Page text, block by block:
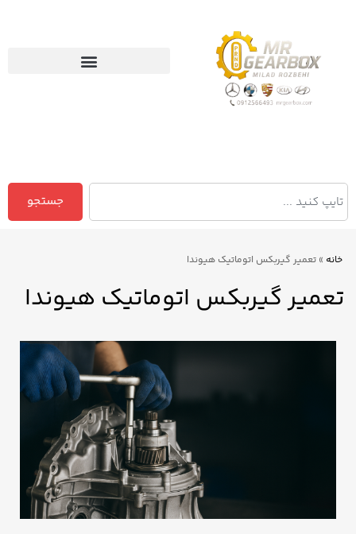
جستجو
خانه » تعمیر گیربکس اتوماتیک هیوندا
تعمیر گیربکس اتوماتیک هیوندا